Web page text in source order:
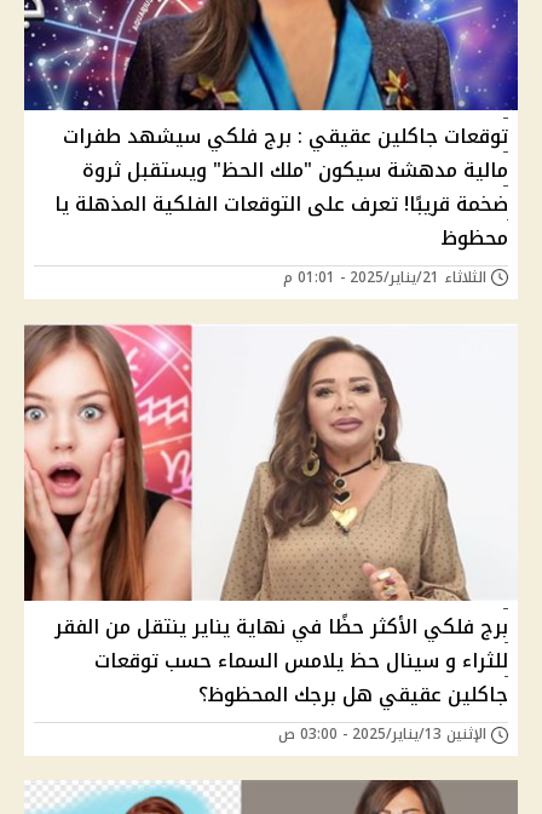
توقعات جاكلين عقيقي : برج فلكي سيشهد طفرات
مالية مدهشة سيكون "ملك الحظ" ويستقبل ثروة
ضخمة قريبًا! تعرف على التوقعات الفلكية المذهلة يا
محظوظ
الثلاثاء 21/يناير/2025 - 01:01 م
برج فلكي الأكثر حظًا في نهاية يناير ينتقل من الفقر
للثراء و سينال حظ يلامس السماء حسب توقعات
جاكلين عقيقي هل برجك المحظوظ؟
الإثنين 13/يناير/2025 - 03:00 ص